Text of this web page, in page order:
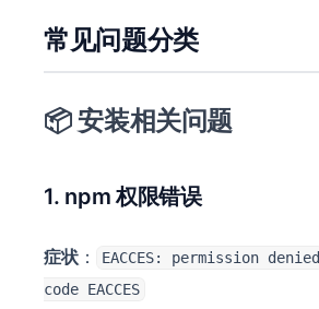
常见问题分类
📦 安装相关问题
1. npm 权限错误
症状 ： EACCES: permission denied
code EACCES